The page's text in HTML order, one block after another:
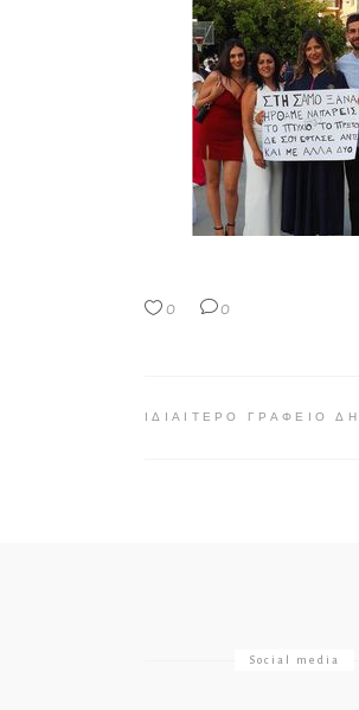
0 0
ΙΔΙΑΊΤΕΡΟ ΓΡΑΦΕΊΟ
Social media